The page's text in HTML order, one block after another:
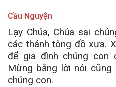
Cầu Nguyện
Lạy Chúa, Chúa sai
các thánh tông đồ xưa.
để gia đình chúng con
Mừng bằng lời nói
chúng con.